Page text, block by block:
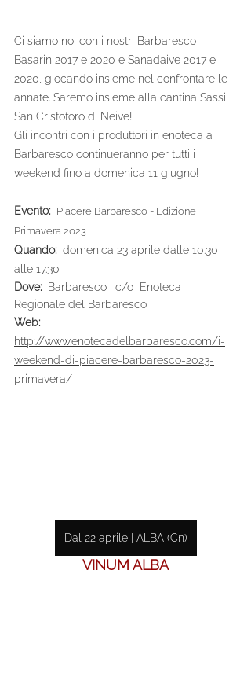
Ci siamo noi con i nostri Barbaresco
Basarin 2017 e 2020 e Sanadaive 2017 e
2020, giocando insieme nel confrontare le
annate. Saremo insieme alla cantina Sassi
San Cristoforo di Neive!
Gli incontri con i produttori in enoteca a
Barbaresco continueranno per tutti i
weekend fino a domenica 11 giugno!
Evento: Piacere Barbaresco - Edizione
Primavera 2023
Quando: domenica 23 aprile dalle 10.30
alle 17.30
Dove:
Barbaresco | c/o  Enoteca
Regionale del Barbaresco
Web:
http://www.enotecadelbarbaresco.com/i-
weekend-di-piacere-barbaresco-2023-
primavera/
Dal 22 aprile | ALBA (Cn)
VINUM ALBA